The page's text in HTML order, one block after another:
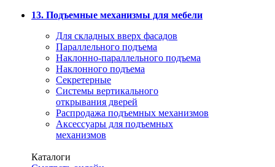
13. Подъемные механизмы для мебели
Для складных вверх фасадов
Параллельного подъема
Наклонно-параллельного подъема
Наклонного подъема
Секретерные
Системы вертикального
открывания дверей
Распродажа подъемных механизмов
Аксессуары для подъемных
механизмов
Каталоги